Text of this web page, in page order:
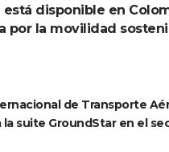
está disponible en
por la movilidad
de Transporte
la suite GroundStar en el